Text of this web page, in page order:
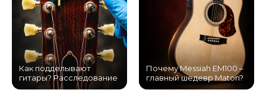
Как подделывают
гитары? Расследование
Почему Messiah EM100 –
главный шедевр Maton?